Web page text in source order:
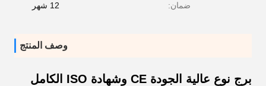
ضمان: 12 شهر
وصف المنتج
برج نوع عالية الجودة CE وشهادة ISO الكامل